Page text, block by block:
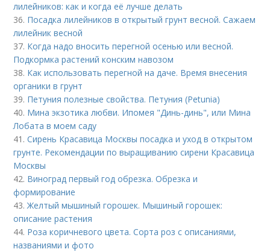
лилейников: как и когда её лучше делать
36. Посадка лилейников в открытый грунт весной. Сажаем
лилейник весной
37. Когда надо вносить перегной осенью или весной.
Подкормка растений конским навозом
38. Как использовать перегной на даче. Время внесения
органики в грунт
39. Петуния полезные свойства. Петуния (Petunia)
40. Мина экзотика любви. Ипомея "Динь-динь", или Мина
Лобата в моем саду
41.Сирень Красавица Москвы посадка и уход в открытом
грунте. Рекомендации по выращиванию сирени Красавица
Москвы
42. Виноград первый год обрезка. Обрезка и
формирование
43.Желтый мышиный горошек. Мышиный горошек:
описание растения
44. Роза коричневого цвета. Сорта роз с описаниями,
названиями и фото